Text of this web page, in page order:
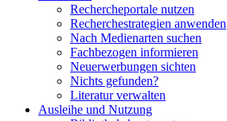
Rechercheportale nutzen
Recherchestrategien anwenden
Nach Medienarten suchen
Fachbezogen informieren
Neuerwerbungen sichten
Nichts gefunden?
Literatur verwalten
Ausleihe und Nutzung